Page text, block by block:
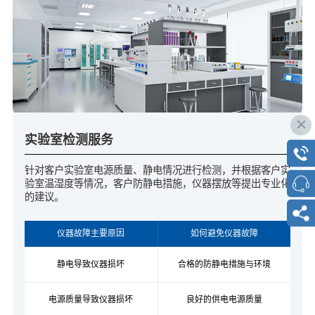
实验室检测服务
针对客户实验室电源质量、静电情况进行检测，并根据客户实
验室温湿度等情况，客户防静电措施，仪器摆放等提出专业化
的建议。
仪器故障主要原因 如何避免仪器故障
静电导致仪器损坏 合格的防静电措施与环境
电源质量导致仪器损坏 良好的供电电源质量